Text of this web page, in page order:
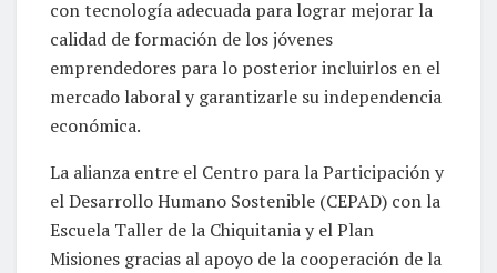
con tecnología adecuada para lograr mejorar la
calidad de formación de los jóvenes
emprendedores para lo posterior incluirlos en el
mercado laboral y garantizarle su independencia
económica.
La alianza entre el Centro para la Participación y
el Desarrollo Humano Sostenible (CEPAD) con la
Escuela Taller de la Chiquitania y el Plan
Misiones gracias al apoyo de la cooperación de la